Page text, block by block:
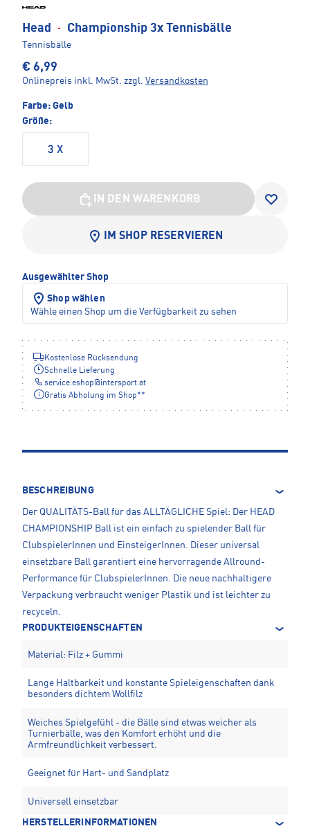
Head · Championship 3x Tennisbälle
Tennisbälle
€ 6,99
Onlinepreis inkl. MwSt. zzgl. Versandkosten
Farbe: Gelb
Größe:
3 X
IN DEN WARENKORB
IM SHOP RESERVIEREN
Ausgewählter Shop
Shop wählen
Wähle einen Shop um die Verfügbarkeit zu sehen
Kostenlose Rücksendung
Schnelle Lieferung
service.eshop@ intersport.at
Gratis Abholung im Shop**
BESCHREIBUNG
Der QUALITÄTS-Ball für das ALLTÄGLICHE Spiel: Der HEAD
CHAMPIONSHIP Ball ist ein einfach zu spielender Ball für
ClubspielerInnen und EinsteigerInnen. Dieser universal
einsetzbare Ball garantiert eine hervorragende Allround-
Performance für ClubspielerInnen. Die neue nachhaltigere
Verpackung verbraucht weniger Plastik und ist leichter zu
recyceln.
PRODUKTEIGENSCHAFTEN
Material: Filz + Gummi
Lange Haltbarkeit und konstante Spieleigenschaften dank
besonders dichtem Wollfilz
Weiches Spielgefühl - die Bälle sind etwas weicher als
Turnierbälle, was den Komfort erhöht und die
Armfreundlichkeit verbessert.
Geeignet für Hart- und Sandplatz
Universell einsetzbar
HERSTELLERINFORMATIONEN